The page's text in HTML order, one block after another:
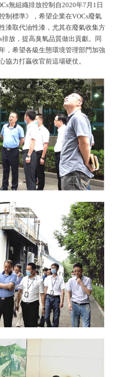
無組織排放控制自2020年7月1日
制標準》，希望企業在VOCs廢氣
漆取代油性漆，尤其在廢氣收集方
放，提高臭氧品質做出貢獻。同
，希望各級生態環境管理部門加強
協力打贏收官前這場硬仗。